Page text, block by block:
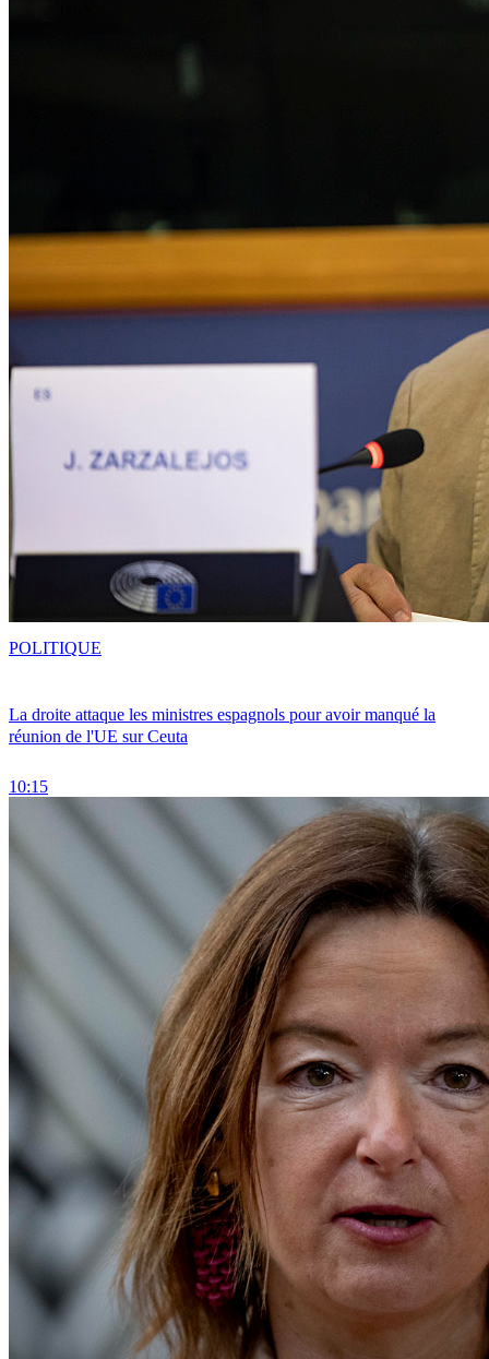
La droite attaque les ministres espagnols pour avoir manqué la
réunion de l'UE sur Ceuta
10:15
POLITIQUE